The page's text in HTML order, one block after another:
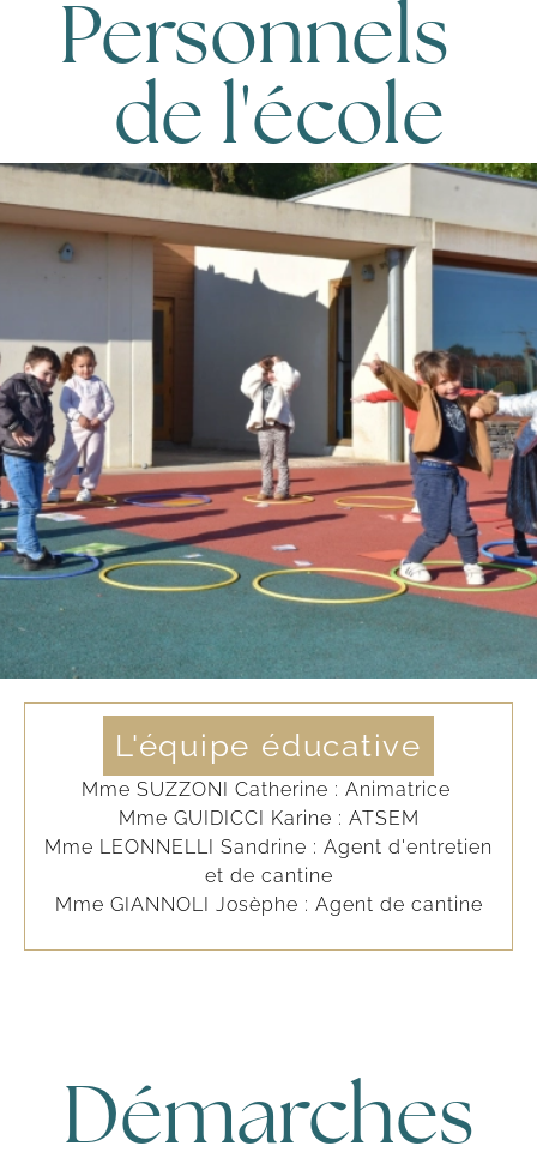
Personnels
de l'école
L'équipe éducative
Mme SUZZONI Catherine : Animatrice
Mme GUIDICCI Karine : ATSEM
Mme LEONNELLI Sandrine : Agent d'entretien
et de cantine
Mme GIANNOLI Josèphe : Agent de cantine
Démarches